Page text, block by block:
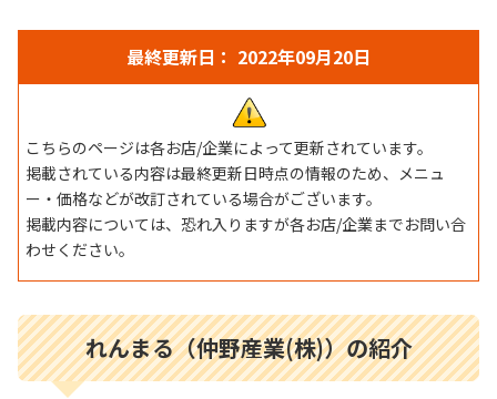
最終更新日： 2022年09月20日
こちらのページは各お店/企業によって更新されています。
掲載されている内容は最終更新日時点の情報のため、メニュ
ー・価格などが改訂されている場合がございます。
掲載内容については、恐れ入りますが各お店/企業までお問い合
わせください。
れんまる（仲野産業(株)）の紹介